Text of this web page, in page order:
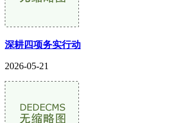
深耕四项务实行动
2026-05-21